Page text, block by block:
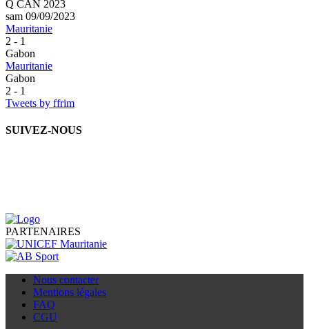
Q CAN 2023
sam 09/09/2023
Mauritanie
2 - 1
Gabon
Mauritanie
Gabon
2 - 1
Tweets by ffrim
SUIVEZ-NOUS
PARTENAIRES
Nous contacter
Mentions légales
FAQ
CGU